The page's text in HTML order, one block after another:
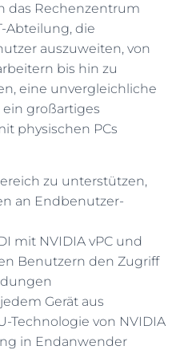
das Rechenzentrum
Abteilung, die
auszuweiten, von
bis hin zu
eine unvergleichliche
ein großartiges
physischen PCs
zu unterstützen,
an Endbenutzer-
mit NVIDIA vPC und
Benutzern den Zugriff
Gerät aus
Technologie von NVIDIA
in Endanwender